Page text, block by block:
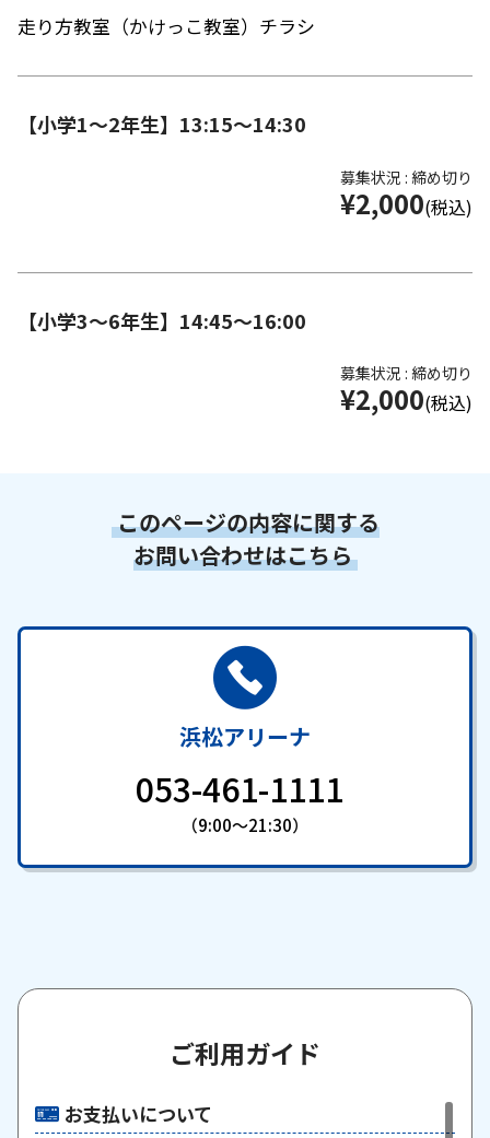
走り方教室（かけっこ教室）チラシ
【小学1～2年生】13:15～14:30
募集状況 : 締め切り
¥2,000(税込)
【小学3～6年生】14:45～16:00
募集状況 : 締め切り
¥2,000(税込)
このページの内容に関する
お問い合わせはこちら
浜松アリーナ
053-461-1111
（9:00～21:30）
ご利用ガイド
お支払いについて